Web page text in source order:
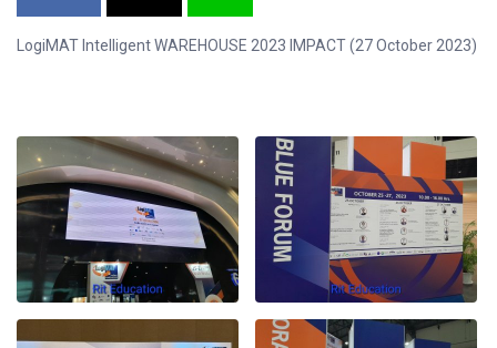
LogiMAT Intelligent WAREHOUSE 2023 IMPACT (27 October 2023)